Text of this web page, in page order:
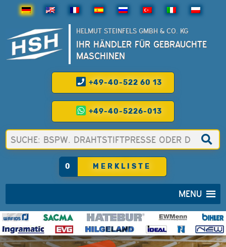
HELMUT STEINFELS GMBH & CO. KG
IHR HÄNDLER FÜR GEBRAUCHTE
MASCHINEN
+49-40-522 60 13
+49-40-5226-013
0 MERKLISTE
MENU